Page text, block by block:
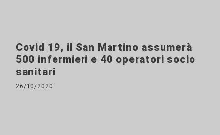
Covid 19, il San Martino assumerà
500 infermieri e 40 operatori socio
sanitari
26/10/2020